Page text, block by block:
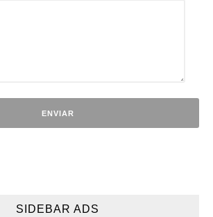
SIDEBAR ADS